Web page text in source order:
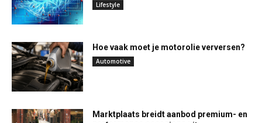
Lifestyle
Hoe vaak moet je motorolie verversen?
Automotive
Marktplaats breidt aanbod premium- en